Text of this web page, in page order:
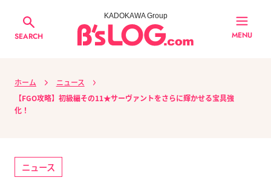
SEARCH
KADOKAWA Group
MENU
ホーム
ニュース
【FGO攻略】初級編その11★サーヴァントをさらに輝かせる宝具強
化！
ニュース